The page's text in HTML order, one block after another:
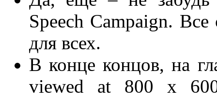
Speech Campaign.
для всех.
В конце концов, на
viewed at 800 x